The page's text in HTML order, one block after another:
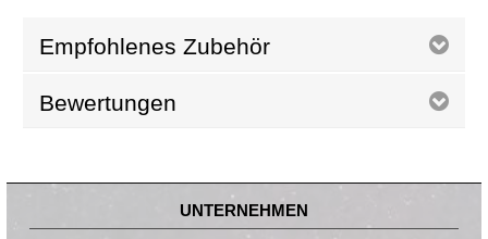
Empfohlenes Zubehör
Bewertungen
UNTERNEHMEN